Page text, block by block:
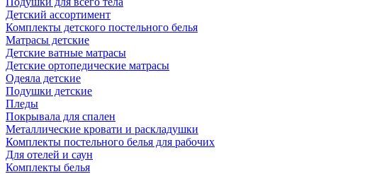
Детский ассортимент
Комплекты детского постельного белья
Матрасы детские
Детские ватные матрасы
Детские ортопедические матрасы
Одеяла детские
Подушки детские
Пледы
Покрывала для спален
Металлические кровати и раскладушки
Комплекты постельного белья для рабочих
Для отелей и саун
Комплекты белья